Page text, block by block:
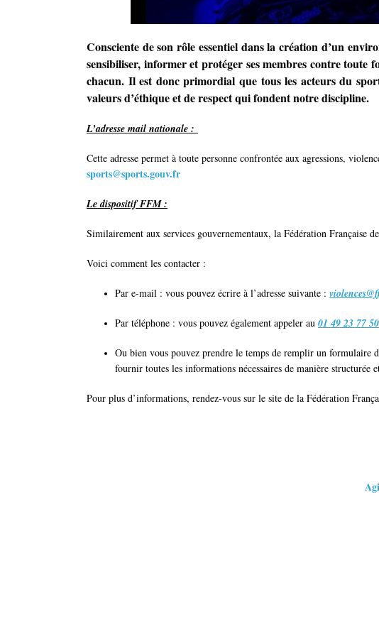
Consciente de son rôle essentiel dans la création d’un
sensibiliser, informer et protéger ses membres contre toute
chacun. Il est donc primordial que tous les acteurs du
valeurs d’éthique et de respect qui fondent notre discipline.
L’adresse mail nationale :
Cette adresse permet à toute personne confrontée aux agressions,
sports@sports.gouv.fr
Le dispositif FFM :
Similairement aux services gouvernementaux, la Fédération Française
Voici comment les contacter :
Par e-mail : vous pouvez écrire à l’adresse suivante :
Par téléphone : vous pouvez également appeler au 01 49 23 77 50
Ou bien vous pouvez prendre le temps de remplir un formulaire
fournir toutes les informations nécessaires de manière structurée
Pour plus d’informations, rendez-vous sur le site de la Fédération